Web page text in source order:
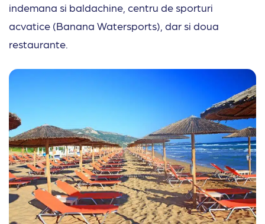
indemana si baldachine, centru de sporturi
acvatice (Banana Watersports), dar si doua
restaurante.